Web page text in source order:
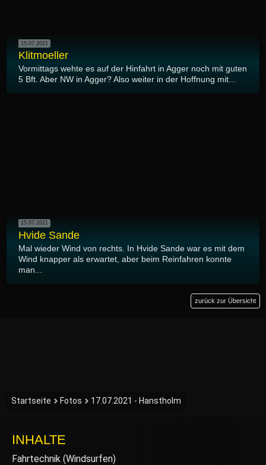
15.07.2021
Klitmoeller
Vormittags wehte es auf der Hinfahrt in Agger noch mit guten
5 Bft. Aber NW in Agger? Also weiter in der Hoffnung mit...
15.07.2021
Hvide Sande
Mal wieder Wind von rechts. In Hvide Sande war es mit dem
Wind knapper als erwartet, aber beim Reinfahren konnte
man...
zurück zur Übersicht
Startseite Fotos 17.07.2021 - Hanstholm
INHALTE
Fahrtechnik (Windsurfen)